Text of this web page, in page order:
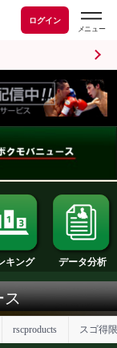
ログイン
ランキング